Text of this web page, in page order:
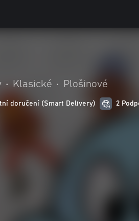
• Klasické • Plošinové
doručení (Smart Delivery) 2